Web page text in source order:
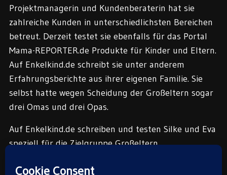
Projektmanagerin und Kundenberaterin hat sie
zahlreiche Kunden in unterschiedlichsten Bereichen
betreut. Derzeit testet sie ebenfalls für das Portal
Mama-REPORTER.de Produkte für Kinder und Eltern.
Auf Enkelkind.de schreibt sie unter anderem
Erfahrungsberichte aus ihrer eigenen Familie. Sie
selbst hatte wegen Scheidung der Großeltern sogar
drei Omas und drei Opas.
Auf Enkelkind.de schreiben und testen Silke und Eva
speziell für die Zielgruppe Großeltern.